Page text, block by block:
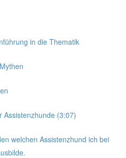
in die Thematik
Assistenzhunde (3:07)
welchen Assistenzhund ich bei